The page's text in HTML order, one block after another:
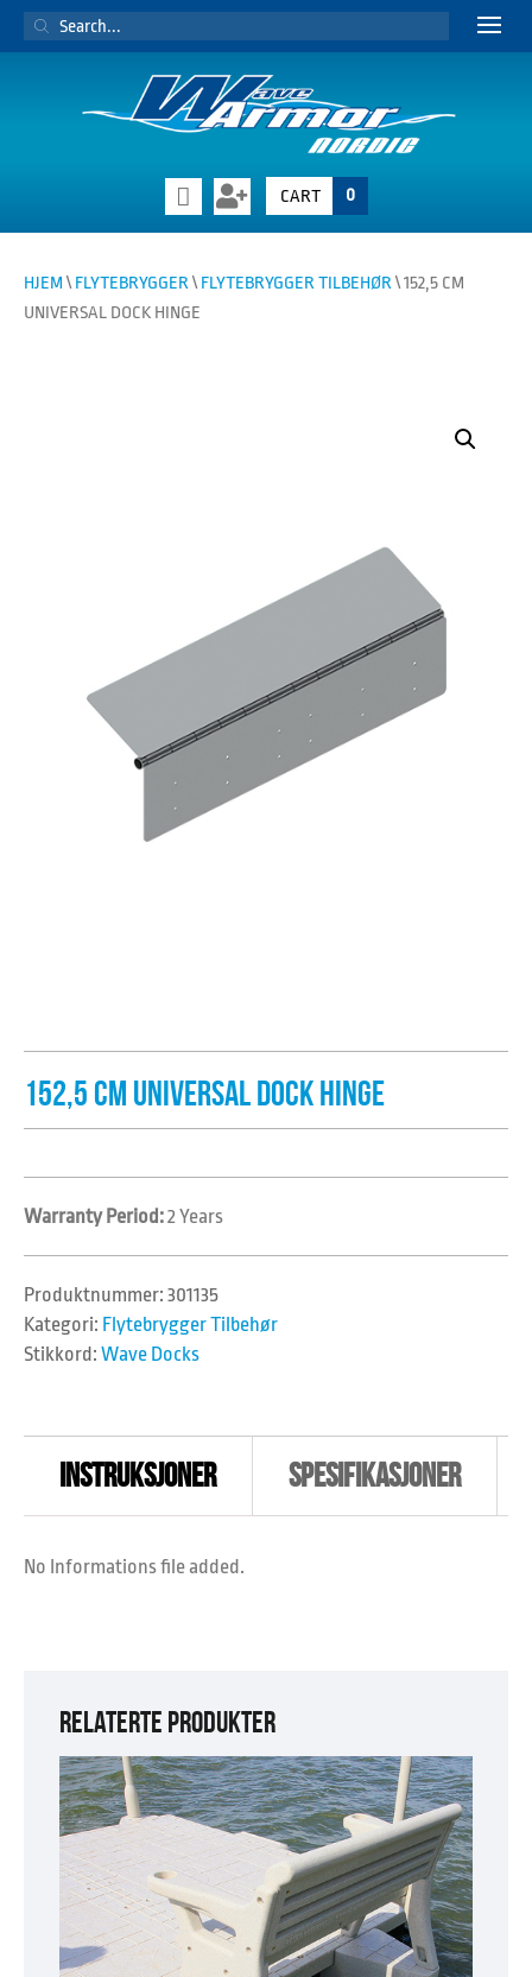
PRODUCTS
SEARCH
CART 0
HJEM \FLYTEBRYGGER\FLYTEBRYGGER TILBEHØR\ 152,5 CM
UNIVERSAL DOCK HINGE
152,5 CM UNIVERSAL DOCK HINGE
Warranty Period:2 Years
Produktnummer: 301135
Kategori: Flytebrygger Tilbehør
Stikkord: Wave Docks
INSTRUKSJONER SPESIFIKASJONER
No Informations file added.
RELATERTE PRODUKTER